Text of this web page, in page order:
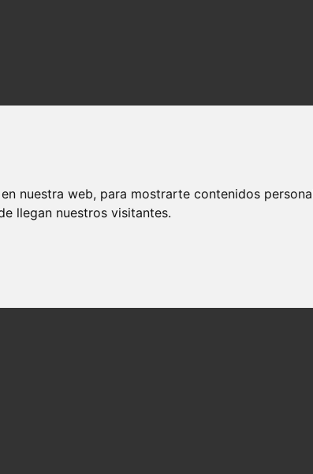
nuestra web, para mostrarte contenidos
llegan nuestros visitantes.